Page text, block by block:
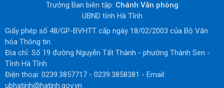
Trưởng Ban biên tập: Chánh Văn phòng
UBND tỉnh Hà Tĩnh
Giấy phép số 48/GP-BVHTT cấp ngày 18/02/2003 của Bộ Văn
hóa Thông tin.
Địa chỉ: Số 19 đường Nguyễn Tất Thành - phường Thành Sen -
Tỉnh Hà Tĩnh
Điện thoại: 0239.3857717 - 0239.3858381 - Email:
ubhatinh@hatinh.gov.vn